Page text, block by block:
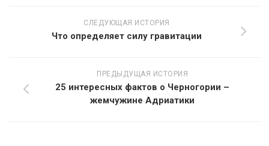
СЛЕДУЮЩАЯ ИСТОРИЯ
Что определяет силу гравитации
ПРЕДЫДУЩАЯ ИСТОРИЯ
25 интересных фактов о Черногории –
жемчужине Адриатики